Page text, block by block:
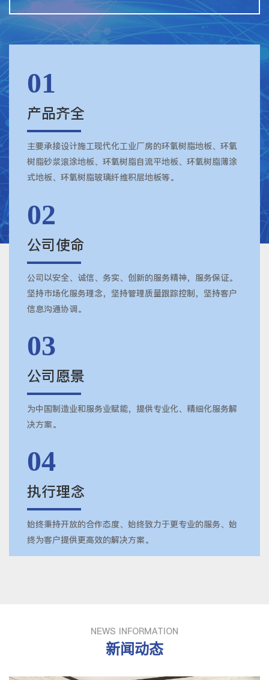
01
产品齐全
主要承接设计施工现代化工业厂房的环氧树脂地板、环氧
树脂砂浆滚涂地板、环氧树脂自流平地板、环氧树脂薄涂
式地板、环氧树脂玻璃纤维积层地板等。
02
公司使命
公司以安全、诚信、务实、创新的服务精神，服务保证。
坚持市场化服务理念，坚持管理质量跟踪控制，坚持客户
信息沟通协调。
03
公司愿景
为中国制造业和服务业赋能，提供专业化、精细化服务解
决方案。
04
执行理念
始终秉持开放的合作态度、始终致力于更专业的服务、始
终为客户提供更高效的解决方案。
NEWS INFORMATION
新闻动态